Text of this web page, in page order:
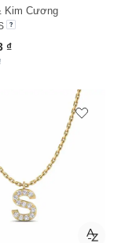
Kim Cương
₫